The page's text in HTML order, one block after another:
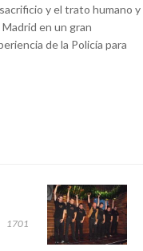
y el trato humano y
en un gran
de la Policía para
1701